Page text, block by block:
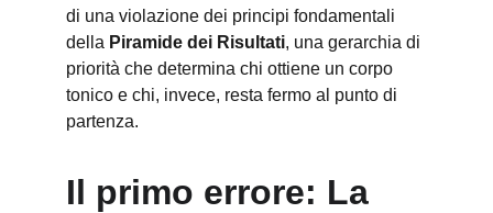
di una violazione dei principi fondamentali
della Piramide dei Risultati, una gerarchia di
priorità che determina chi ottiene un corpo
tonico e chi, invece, resta fermo al punto di
partenza.
Il primo errore: La